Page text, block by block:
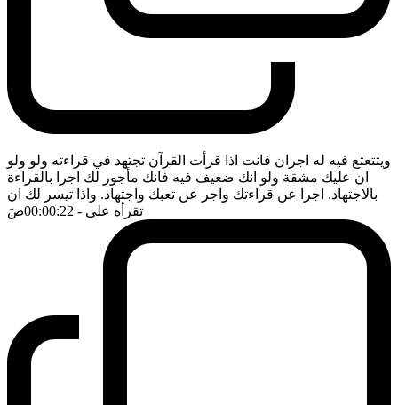
ويتتعتع فيه له اجران فانت اذا قرأت القرآن تجتهد في قراءته ولو ولو
ان عليك مشقة ولو انك ضعيف فيه فانك مأجور لك اجرا بالقراءة
بالاجتهاد. اجرا عن قراءتك واجر عن تعبك واجتهاد. واذا تيسر لك ان
تقرأه على - 00:00:22 ضَ